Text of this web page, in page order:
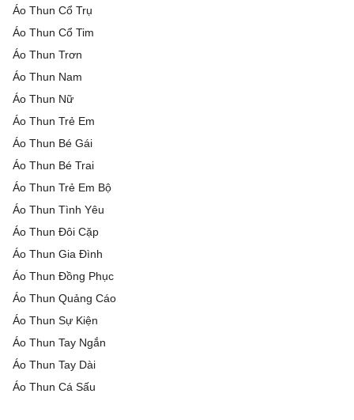
Áo Thun Cổ Trụ
Áo Thun Cổ Tim
Áo Thun Trơn
Áo Thun Nam
Áo Thun Nữ
Áo Thun Trẻ Em
Áo Thun Bé Gái
Áo Thun Bé Trai
Áo Thun Trẻ Em Bộ
Áo Thun Tình Yêu
Áo Thun Đôi Cặp
Áo Thun Gia Đình
Áo Thun Đồng Phục
Áo Thun Quảng Cáo
Áo Thun Sự Kiện
Áo Thun Tay Ngắn
Áo Thun Tay Dài
Áo Thun Cá Sấu